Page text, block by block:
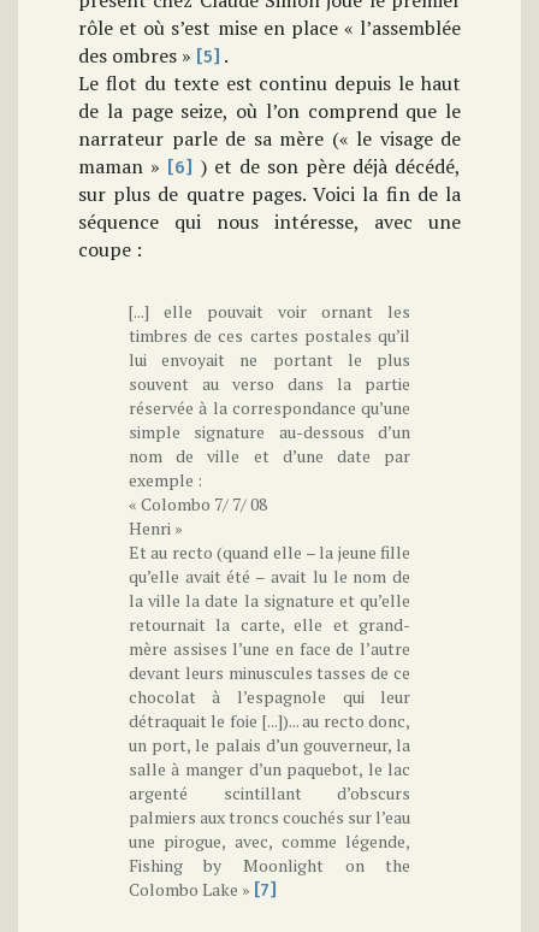
rôle et où s’est mise en place « l’assemblée
des ombres » [5] .
Le flot du texte est continu depuis le haut
de la page seize, où l’on comprend que le
narrateur parle de sa mère (« le visage de
maman » [6] ) et de son père déjà décédé,
sur plus de quatre pages. Voici la fin de la
séquence qui nous intéresse, avec une
coupe :
[...] elle pouvait voir ornant les
timbres de ces cartes postales qu’il
lui envoyait ne portant le plus
souvent au verso dans la partie
réservée à la correspondance qu’une
simple signature au-dessous d’un
nom de ville et d’une date par
exemple :
« Colombo 7/ 7/ 08
Henri »
Et au recto (quand elle – la jeune fille
qu’elle avait été – avait lu le nom de
la ville la date la signature et qu’elle
retournait la carte, elle et grand-
mère assises l’une en face de l’autre
devant leurs minuscules tasses de ce
chocolat à l’espagnole qui leur
détraquait le foie [...])... au recto donc,
un port, le palais d’un gouverneur, la
salle à manger d’un paquebot, le lac
argenté scintillant d’obscurs
palmiers aux troncs couchés sur l’eau
une pirogue, avec, comme légende,
Fishing by Moonlight on the
Colombo Lake » [7]